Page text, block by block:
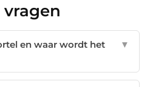
en waar wordt het
▼